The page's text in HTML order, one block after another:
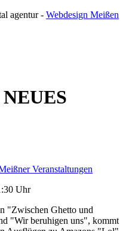
agentur - Webdesign Meißen
Veranstaltungen
Uhr
"Zwischen Ghetto und
"Wir beruhigen uns", kommt